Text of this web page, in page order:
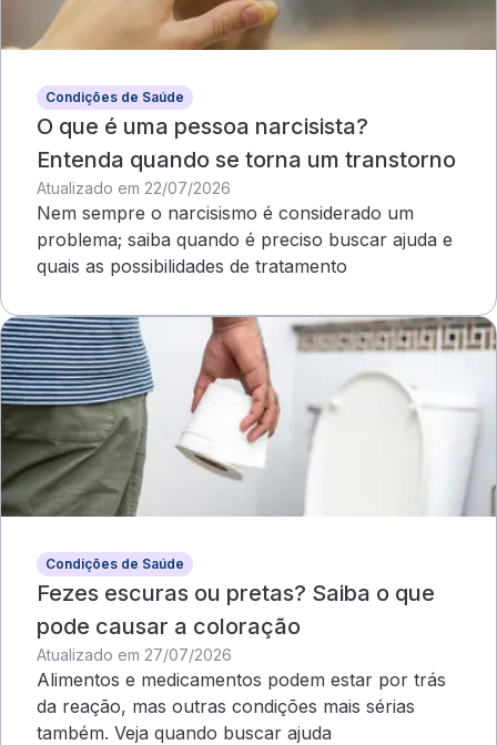
Condições de Saúde
O que é uma pessoa narcisista?
Entenda quando se torna um transtorno
Atualizado em 22/07/2026
Nem sempre o narcisismo é considerado um
problema; saiba quando é preciso buscar ajuda e
quais as possibilidades de tratamento
Condições de Saúde
Fezes escuras ou pretas? Saiba o que
pode causar a coloração
Atualizado em 27/07/2026
Alimentos e medicamentos podem estar por trás
da reação, mas outras condições mais sérias
também. Veja quando buscar ajuda